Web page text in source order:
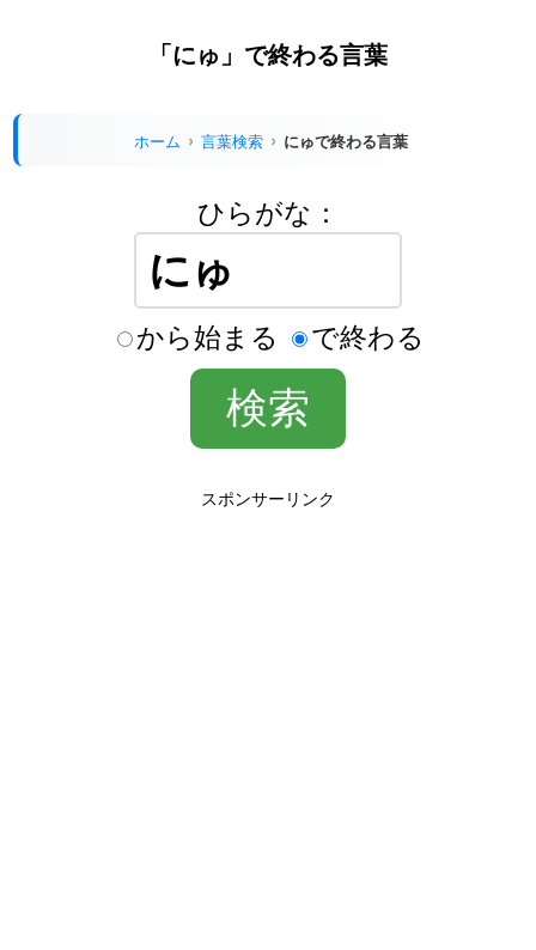
「にゅ」で終わる言葉
ホーム 言葉検索 にゅで終わる言葉
ひらがな：
から始まる で終わる
スポンサーリンク